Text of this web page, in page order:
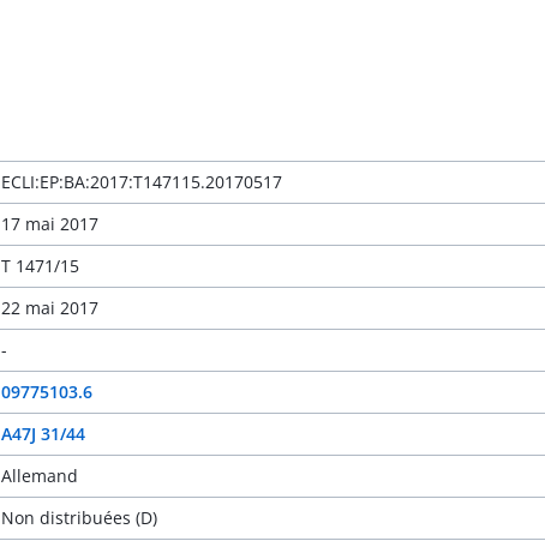
ECLI:EP:BA:2017:T147115.20170517
17 mai 2017
T 1471/15
22 mai 2017
-
09775103.6
A47J 31/44
Allemand
Non distribuées (D)